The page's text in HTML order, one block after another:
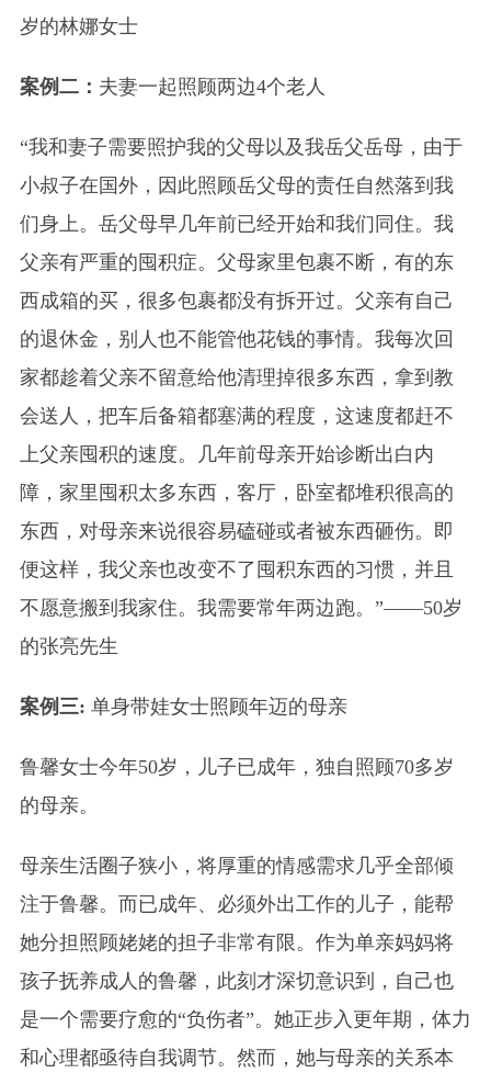
岁的林娜女士
案例二： 夫妻一起照顾两边4个老人
“我和妻子需要照护我的父母以及我岳父岳母，由于
小叔子在国外，因此照顾岳父母的责任自然落到我
们身上。岳父母早几年前已经开始和我们同住。我
父亲有严重的囤积症。父母家里包裹不断，有的东
西成箱的买，很多包裹都没有拆开过。父亲有自己
的退休金，别人也不能管他花钱的事情。我每次回
家都趁着父亲不留意给他清理掉很多东西，拿到教
会送人，把车后备箱都塞满的程度，这速度都赶不
上父亲囤积的速度。几年前母亲开始诊断出白内
障，家里囤积太多东西，客厅，卧室都堆积很高的
东西，对母亲来说很容易磕碰或者被东西砸伤。即
便这样，我父亲也改变不了囤积东西的习惯，并且
不愿意搬到我家住。我需要常年两边跑。”——50岁
的张亮先生
案例三: 单身带娃女士照顾年迈的母亲
鲁馨女士今年50岁，儿子已成年，独自照顾70多岁
的母亲。
母亲生活圈子狭小，将厚重的情感需求几乎全部倾
注于鲁馨。而已成年、必须外出工作的儿子，能帮
她分担照顾姥姥的担子非常有限。作为单亲妈妈将
孩子抚养成人的鲁馨，此刻才深切意识到，自己也
是一个需要疗愈的“负伤者”。她正步入更年期，体力
和心理都亟待自我调节。然而，她与母亲的关系本